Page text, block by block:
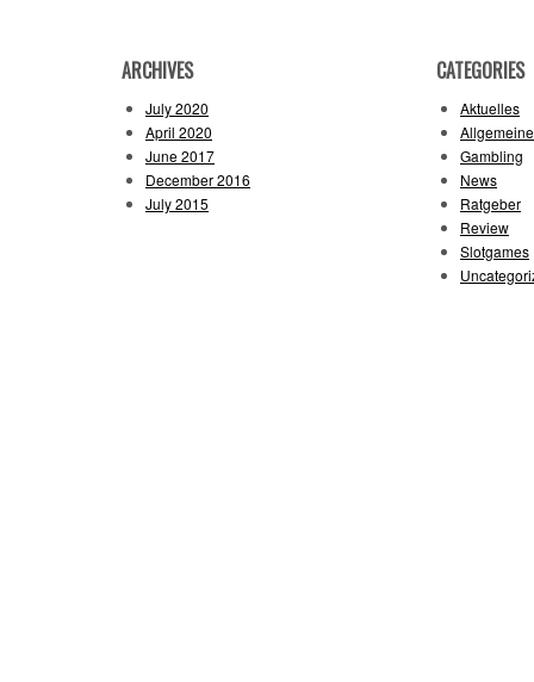
ARCHIVES
July 2020
April 2020
June 2017
December 2016
July 2015
CATEGORIES
Aktuelles
Gambling
News
Ratgeber
Review
Slotgames